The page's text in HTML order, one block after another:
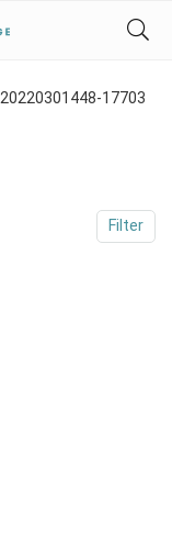
‎20220301448-17703
Filter